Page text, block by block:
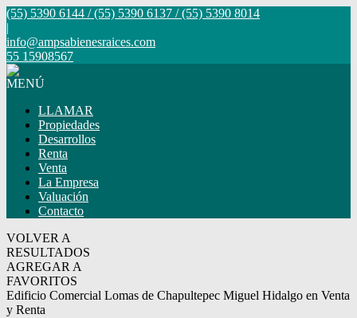
(55) 5390 6144 / (55) 5390 6137 / (55) 5390 8014
|
info@ampsabienesraices.com
55 15908567
MENÚ
LLAMAR
Propiedades
Desarrollos
Renta
Venta
La Empresa
Valuación
Contacto
VOLVER A
RESULTADOS
AGREGAR A
FAVORITOS
Edificio Comercial Lomas de Chapultepec Miguel Hidalgo en Venta
y Renta